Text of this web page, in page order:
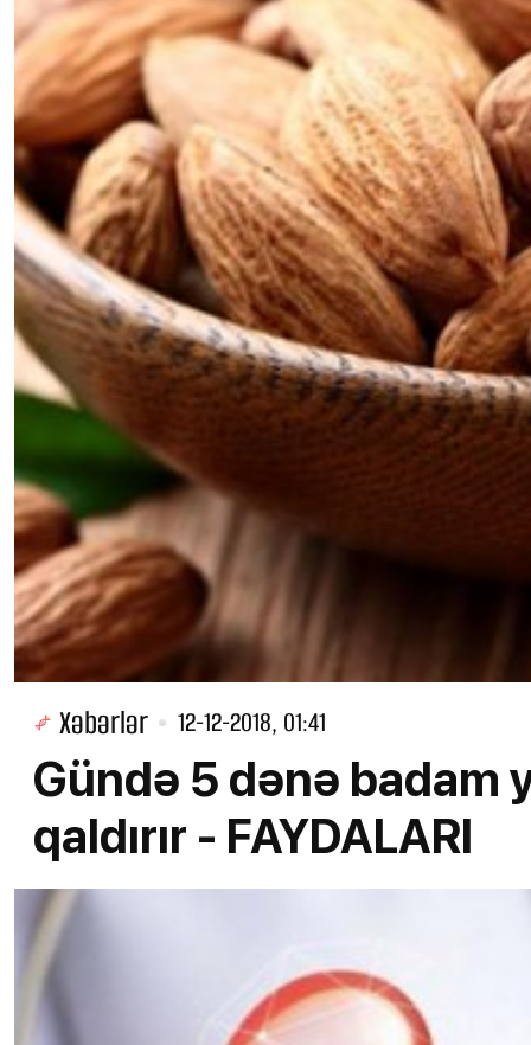
Xəbərlər 12-12-2018, 01:41
Gündə 5 dənə badam
qaldırır - FAYDALARI